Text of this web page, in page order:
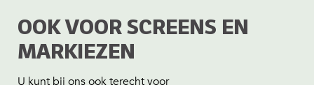
OOK VOOR SCREENS EN
MARKIEZEN
U kunt bij ons ook terecht voor